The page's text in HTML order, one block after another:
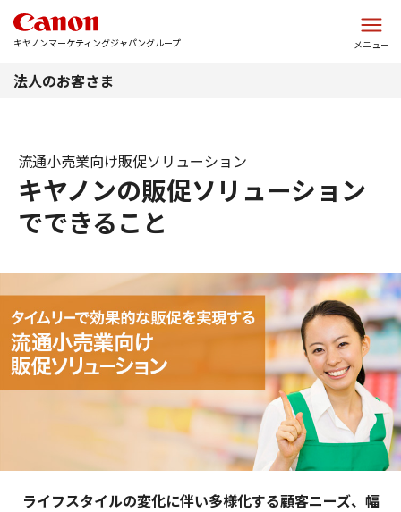
キヤノンマーケティングジャパングループ メニュー
法人のお客さま
キヤノンの販促ソリューション
でできること
流通小売業向け販促ソリューション
ライフスタイルの変化に伴い多様化する顧客ニーズ、幅